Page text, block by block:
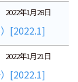
2022年1月28日
[2022.1]
2022年1月21日
[2022.1]